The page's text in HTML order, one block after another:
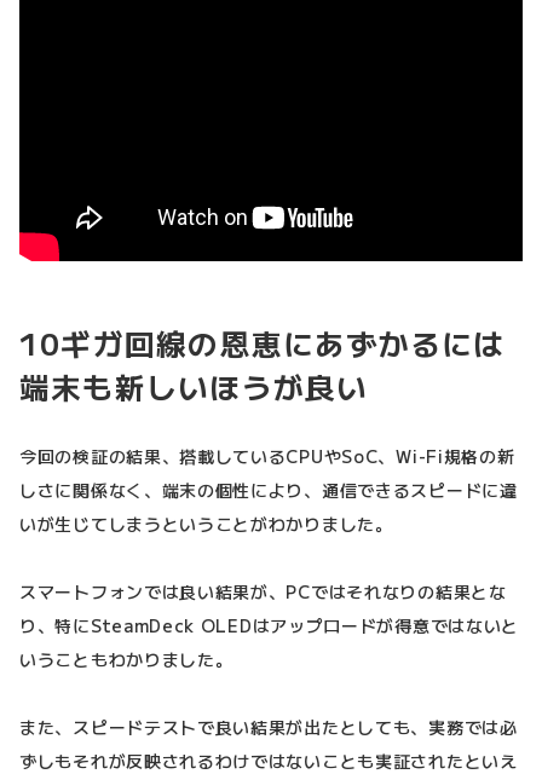
10ギガ回線の恩恵にあずかるには
端末も新しいほうが良い
今回の検証の結果、搭載しているCPUやSoC、Wi-Fi規格の新
しさに関係なく、端末の個性により、通信できるスピードに違
いが生じてしまうということがわかりました。
スマートフォンでは良い結果が、PCではそれなりの結果とな
り、特にSteamDeck OLEDはアップロードが得意ではないと
いうこともわかりました。
また、スピードテストで良い結果が出たとしても、実務では必
ずしもそれが反映されるわけではないことも実証されたといえ